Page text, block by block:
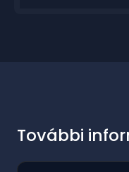
További